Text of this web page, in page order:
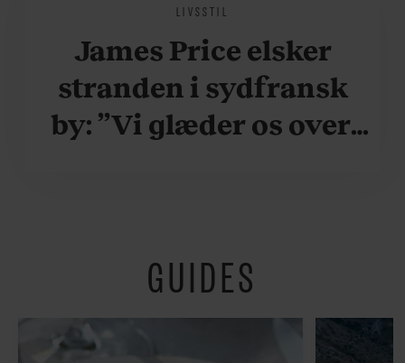
LIVSSTIL
James Price elsker
stranden i sydfransk
by: ”Vi glæder os over,
fredeligt”
GUIDES